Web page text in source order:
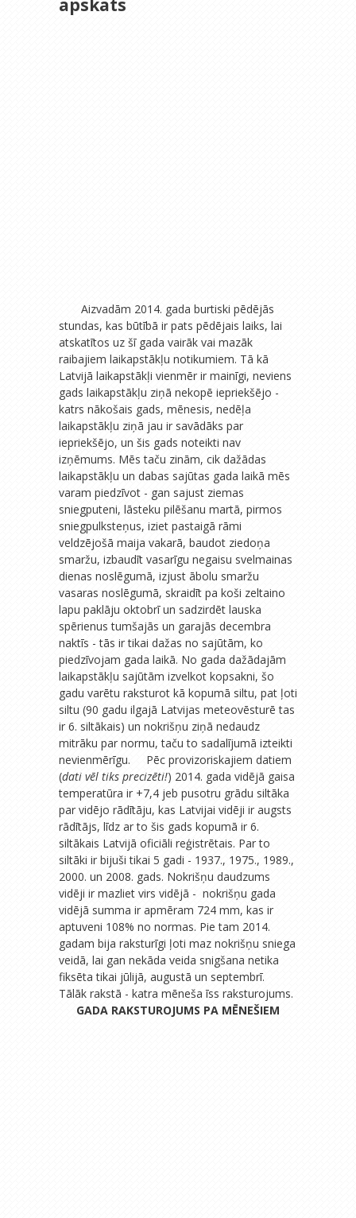
apskats
Aizvadām 2014. gada burtiski pēdējās
stundas, kas būtībā ir pats pēdējais laiks, lai
atskatītos uz šī gada vairāk vai mazāk
raibajiem laikapstākļu notikumiem. Tā kā
Latvijā laikapstākļi vienmēr ir mainīgi, neviens
gads laikapstākļu ziņā nekopē iepriekšējo -
katrs nākošais gads, mēnesis, nedēļa
laikapstākļu ziņā jau ir savādāks par
iepriekšējo, un šis gads noteikti nav
izņēmums. Mēs taču zinām, cik dažādas
laikapstākļu un dabas sajūtas gada laikā mēs
varam piedzīvot - gan sajust ziemas
sniegputeni, lāsteku pilēšanu martā, pirmos
sniegpulksteņus, iziet pastaigā rāmi
veldzējošā maija vakarā, baudot ziedoņa
smaržu, izbaudīt vasarīgu negaisu svelmainas
dienas noslēgumā, izjust ābolu smaržu
vasaras noslēgumā, skraidīt pa koši zeltaino
lapu paklāju oktobrī un sadzirdēt lauska
spērienus tumšajās un garajās decembra
naktīs - tās ir tikai dažas no sajūtām, ko
piedzīvojam gada laikā. No gada dažādajām
laikapstākļu sajūtām izvelkot kopsakni, šo
gadu varētu raksturot kā kopumā siltu, pat ļoti
siltu (90 gadu ilgajā Latvijas meteovēsturē tas
ir 6. siltākais) un nokrišņu ziņā nedaudz
mitrāku par normu, taču to sadalījumā izteikti
nevienmērīgu. Pēc provizoriskajiem datiem
(dati vēl tiks precizēti!) 2014. gada vidējā gaisa
temperatūra ir +7,4 jeb pusotru grādu siltāka
par vidējo rādītāju, kas Latvijai vidēji ir augsts
rādītājs, līdz ar to šis gads kopumā ir 6.
siltākais Latvijā oficiāli reģistrētais. Par to
siltāki ir bijuši tikai 5 gadi - 1937., 1975., 1989.,
2000. un 2008. gads. Nokrišņu daudzums
vidēji ir mazliet virs vidējā - nokrišņu gada
vidējā summa ir apmēram 724 mm, kas ir
aptuveni 108% no normas. Pie tam 2014.
gadam bija raksturīgi ļoti maz nokrišņu sniega
veidā, lai gan nekāda veida snigšana netika
fiksēta tikai jūlijā, augustā un septembrī.
Tālāk rakstā - katra mēneša īss raksturojums.
GADA RAKSTUROJUMS PA MĒNEŠIEM